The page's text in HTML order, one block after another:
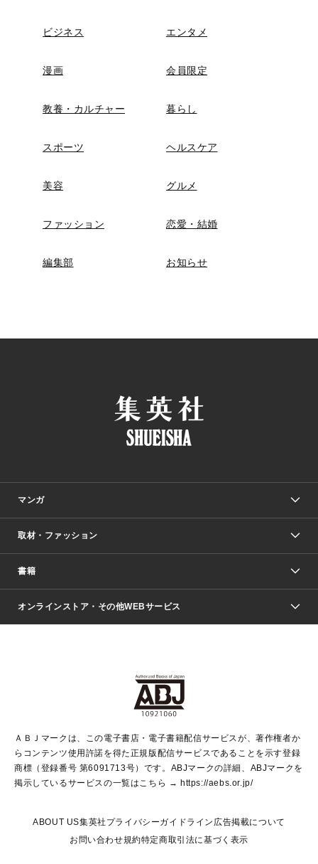
ビジネス エンタメ
漫画 会員限定
教養・カルチャー 暮らし
スポーツ ヘルスケア
美容 グルメ
ファッション 恋愛・結婚
編集部 お知らせ
マンガ
少年マンガ
Vジャンプ
ジャンプルーキー！
ジャンプTOON
S-MANGA
集英社ジャンプリミックス
集英社コミック文庫
週刊ヤングジャンプ
ウルトラジャンプ
少女マンガ
リマコミ＋
マンガMeets
月刊オフィスユー
取材・ファッション
Seventeen
LEE
Marisol
T JAPAN:The New York Times Style Magazine
芸能・情報・スポーツ
パラスポ＋！
書籍
文芸・文庫・総合
青春と読書
アジア人物史
集英社新書
集英社新書プラス
よみタイ
ライトノベル・ノベライズ
集英社Webマガジン Cobalt
集英社オレンジ文庫
シフォン文庫
JUMP j BOOKS
集英社みらい文庫
S-KIDS.LAND
オンラインストア・その他WEBサービス
SHUEISHA MANGA-ART HERITAGE
HAPPY PLUS STORE
shueisha vox
SHOP Marisol
EDITOR'S LAB
ＡＢＪマークは、この電子書店・電子書籍配信サービスが、著作権者か
らコンテンツ使用許諾を得た正規版配信サービスであることを示す登録
商標（登録番号 第6091713号）です。ABJマークの詳細、ABJマークを
掲示しているサービスの一覧はこちら → https://aebs.or.jp/
ABOUT US集英社プライバシーガイドライン 広告掲載について
お問い合わせ規約特定商取引法に基づく表示